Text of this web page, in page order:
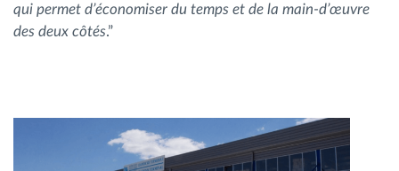
qui permet d’économiser du temps et de la main-d’œuvre
des deux côtés.”